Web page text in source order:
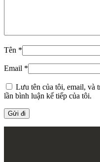
Tên *
Email *
Lưu tên của tôi, email, và
lần bình luận kế tiếp của tôi.